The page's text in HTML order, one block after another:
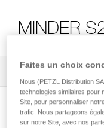
MINDER
Tous les conseils
Faites un choix
Nous (PETZL Distribution
technologies similaires pour
Site, pour personnaliser
trafic. Nous partageons
sur notre Site, avec nos